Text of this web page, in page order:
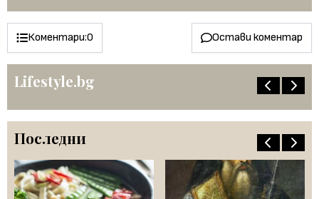
Коментари:0 Остави коментар
Lifestyle.bg
Последни